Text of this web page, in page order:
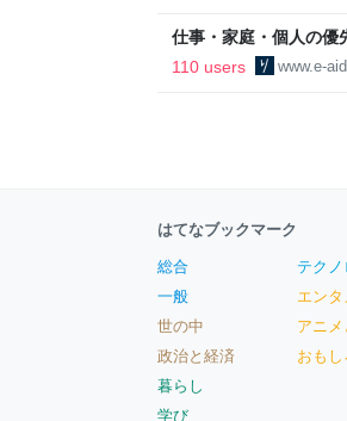
仕事・家庭・個人の優
後の自分に伝えたいこ
110 users www.e-
はてなブックマーク
総合
一般
世の中
政治と経済
暮らし
学び
テクノ
エンタ
アニ
おもし